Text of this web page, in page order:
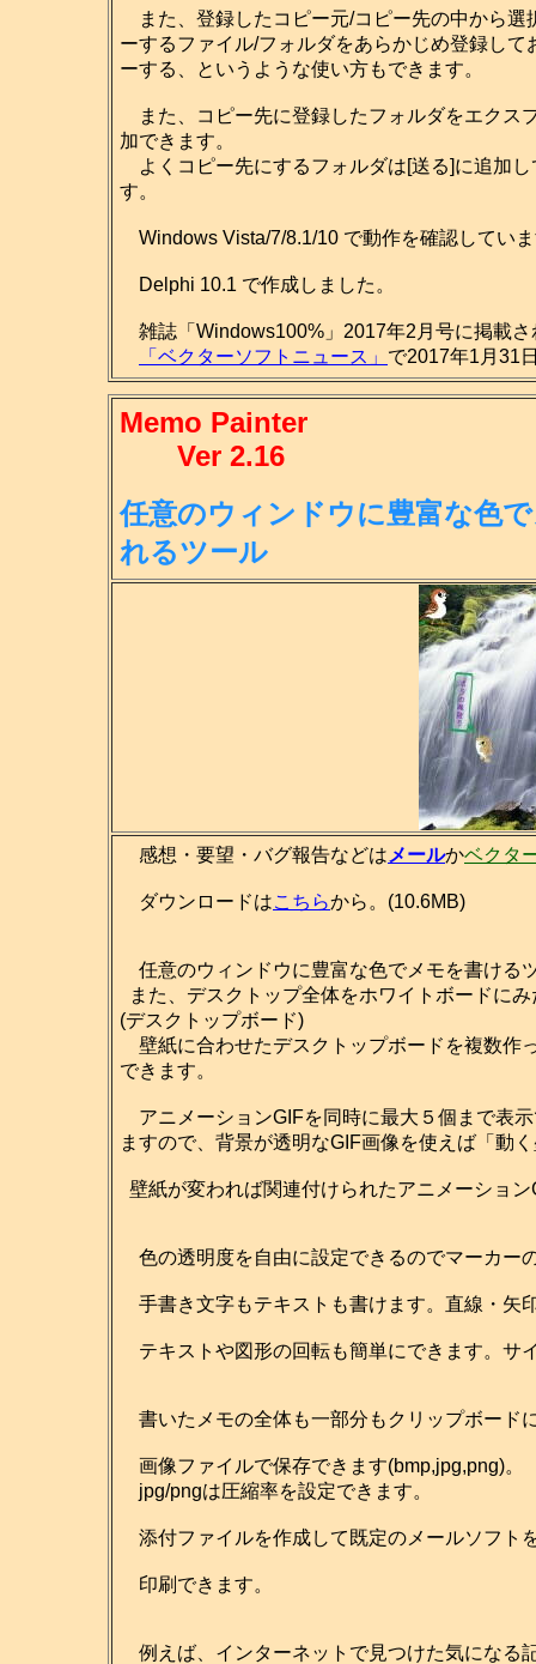
また、登録したコピー元/コピー先の中から選
ーするファイル/フォルダをあらかじめ登録し
ーする、というような使い方もできます。
また、コピー先に登録したフォルダをエクス
加できます。
よくコピー先にするフォルダは[送る]に追加
す。
Windows Vista/7/8.1/10 で動作を確認してい
Delphi 10.1 で作成しました。
雑誌「Windows100%」2017年2月号に掲載さ
「ベクターソフトニュース」 で2017年1月31
Memo Painter
Ver 2.16
任意のウィンドウに豊富な色
れるツール
感想・要望・バグ報告などは メールかベクタ
ダウンロードはこちらから。(10.6MB)
任意のウィンドウに豊富な色でメモを書ける
また、デスクトップ全体をホワイトボードに
(デスクトップボード)
壁紙に合わせたデスクトップボードを複数作
できます。
アニメーションGIFを同時に最大５個まで表
ますので、背景が透明なGIF画像を使えば「動
壁紙が変われば関連付けられたアニメーショ
色の透明度を自由に設定できるのでマーカー
手書き文字もテキストも書けます。直線・矢
テキストや図形の回転も簡単にできます。サ
書いたメモの全体も一部分もクリップボード
画像ファイルで保存できます(bmp,jpg,png)。
jpg/pngは圧縮率を設定できます。
添付ファイルを作成して既定のメールソフト
印刷できます。
例えば、インターネットで見つけた気になる